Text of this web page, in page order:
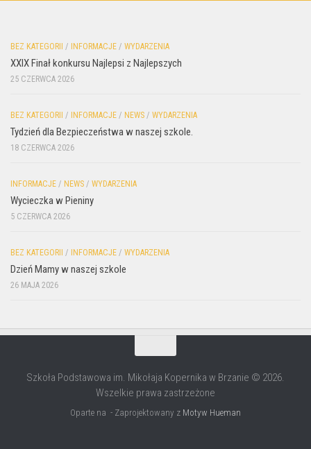
BEZ KATEGORII / INFORMACJE / WYDARZENIA
XXIX Finał konkursu Najlepsi z Najlepszych
25 CZERWCA 2026
BEZ KATEGORII / INFORMACJE / NEWS / WYDARZENIA
Tydzień dla Bezpieczeństwa w naszej szkole.
18 CZERWCA 2026
INFORMACJE / NEWS / WYDARZENIA
Wycieczka w Pieniny
5 CZERWCA 2026
BEZ KATEGORII / INFORMACJE / WYDARZENIA
Dzień Mamy w naszej szkole
26 MAJA 2026
Szkoła Podstawowa im. Mikołaja Kopernika w Brzanie © 2026.
Wszelkie prawa zastrzeżone
Oparte na - Zaprojektowany z Motyw Hueman